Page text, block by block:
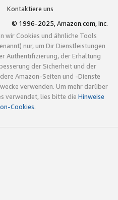
Kontaktiere uns
© 1996-2025, Amazon.com, Inc.
wir Cookies und ähnliche Tools
nur, um Dir Dienstleistungen
Authentifizierung, der Erhaltung
der Sicherheit und der
Amazon-Seiten und -Dienste
verwenden. Um mehr darüber
verwendet, lies bitte die Hinweise
Cookies.